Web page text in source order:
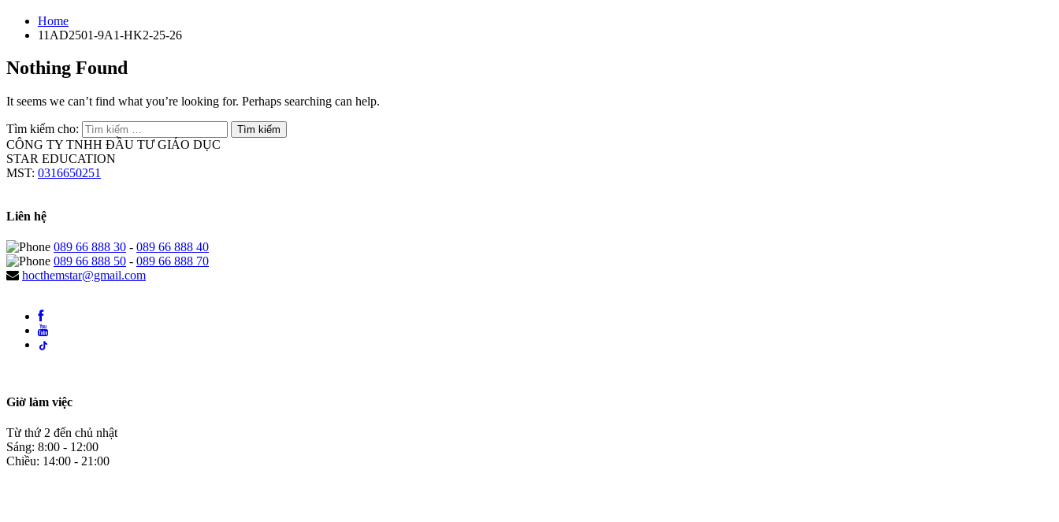
Home
11AD2501-9A1-HK2-25-26
Nothing Found
It seems we can’t find what you’re looking for. Perhaps searching can help.
Tìm kiếm cho:
CÔNG TY TNHH ĐẦU TƯ GIÁO DỤC
STAR EDUCATION
MST: 0316650251
Liên hệ
089 66 888 30 - 089 66 888 40
089 66 888 50 - 089 66 888 70
hocthemstar@gmail.com
Giờ làm việc
Từ thứ 2 đến chủ nhật
Sáng: 8:00 - 12:00
Chiều: 14:00 - 21:00